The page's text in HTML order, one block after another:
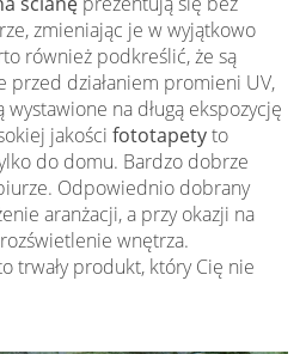
zmieniając je w wyjątkowo
również podkreślić, że są
przed działaniem promieni UV,
na długą ekspozycję
jakości fototapetyto
do domu. Bardzo dobrze
Odpowiednio dobrany
aranżacji, a przy okazji na
wnętrza.
trwały produkt, który Cię nie